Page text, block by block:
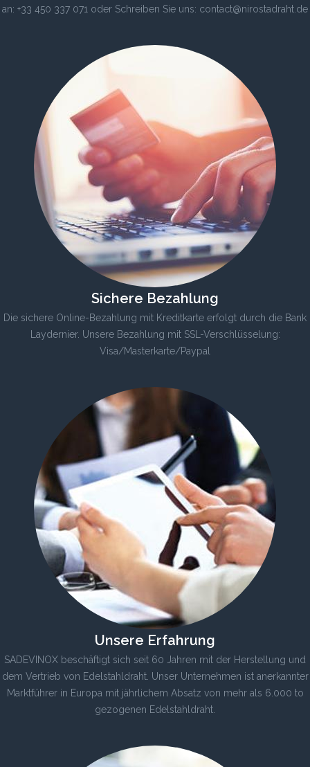
an: +33 450 337 071 oder Schreiben Sie uns: contact@nirostadraht.de
Sichere Bezahlung
Die sichere Online-Bezahlung mit Kreditkarte erfolgt durch die Bank
Laydernier. Unsere Bezahlung mit SSL-Verschlüsselung:
Visa/Masterkarte/Paypal
Unsere Erfahrung
SADEVINOX beschäftigt sich seit 60 Jahren mit der Herstellung und
dem Vertrieb von Edelstahldraht. Unser Unternehmen ist anerkannter
Marktführer in Europa mit jährlichem Absatz von mehr als 6.000 to
gezogenen Edelstahldraht.